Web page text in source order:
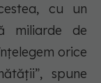
cu un
miliarde de
orice
spune